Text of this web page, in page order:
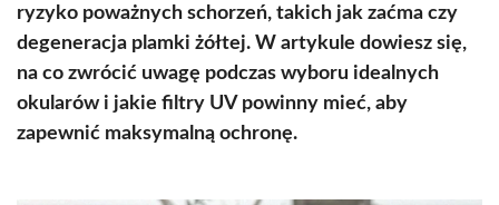
ryzyko poważnych schorzeń, takich jak zaćma czy
degeneracja plamki żółtej. W artykule dowiesz się,
na co zwrócić uwagę podczas wyboru idealnych
okularów i jakie filtry UV powinny mieć, aby
zapewnić maksymalną ochronę.